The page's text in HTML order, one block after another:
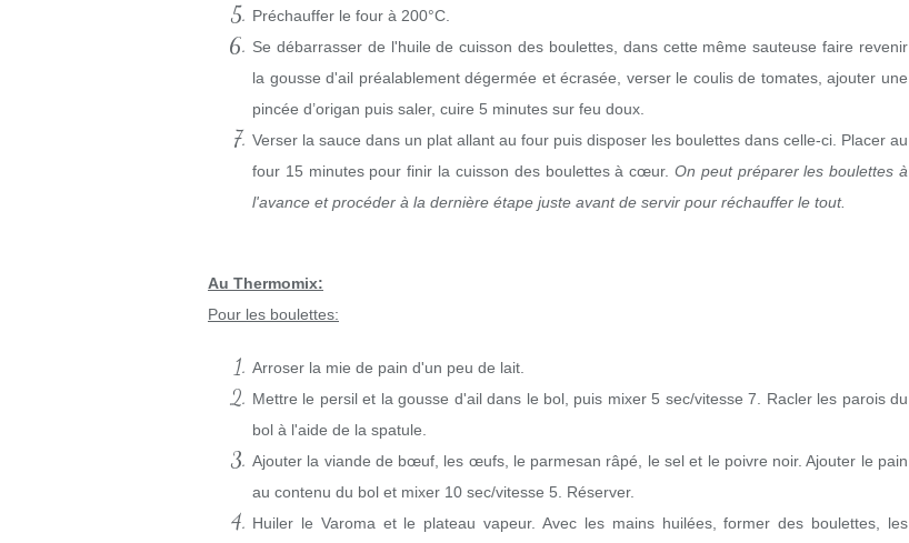
Préchauffer le four à 200°C.
Se débarrasser de l'huile de cuisson des boulettes, dans cette même sauteuse faire revenir
la gousse d'ail préalablement dégermée et écrasée, verser le coulis de tomates, ajouter une
pincée d’origan puis saler, cuire 5 minutes sur feu doux.
Verser la sauce dans un plat allant au four puis disposer les boulettes dans celle-ci. Placer au
four 15 minutes pour finir la cuisson des boulettes à cœur. On peut préparer les boulettes à
l'avance et procéder à la dernière étape juste avant de servir pour réchauffer le tout.
Au Thermomix:
Pour les boulettes:
Arroser la mie de pain d'un peu de lait.
Mettre le persil et la gousse d'ail dans le bol, puis mixer 5 sec/vitesse 7. Racler les parois du
bol à l'aide de la spatule.
Ajouter la viande de bœuf, les œufs, le parmesan râpé, le sel et le poivre noir. Ajouter le pain
au contenu du bol et mixer 10 sec/vitesse 5. Réserver.
Huiler le Varoma et le plateau vapeur. Avec les mains huilées, former des boulettes, les